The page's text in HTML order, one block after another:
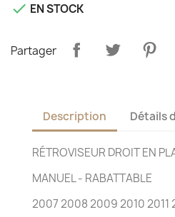
 EN STOCK
Partager
Description Détails
RÉTROVISEUR DROIT EN
MANUEL - RABATTABLE
2007 2008 2009 2010 2011